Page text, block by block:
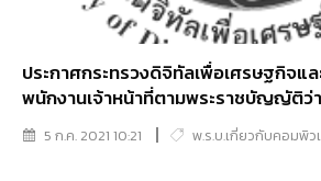
ประกาศกระทรวงดิจิทัลเพื่อเศรษฐกิจแ
พนักงานเจ้าหน้าที่ตามพระราชบัญญัติว่
ทำความผิดเกี่ยวกับคอมพิวเตอร์ พ.ศ.
เติม (ฉบับที่ 12)
5 ก.ค. 2021 10:21 พ.ร.บ.เกี่ยวกับคอมพิว